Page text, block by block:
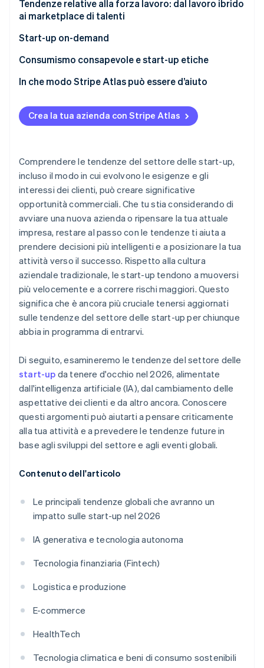
Funzionalità mirate e potenziale di crescita
Infrastruttura per stablecoin e commercio agentico
Piattaforme di identità digitale
Social network decentralizzati
Programmi di abbonamento basati su NFT
Settore immobiliare
Gaming
Tendenze relative alla forza lavoro: dal lavoro ibrido
ai marketplace di talenti
Soluzioni per il lavoro ibrido
Marketplace dei talenti e occupazione frazionata
Strumenti che favoriscono il benessere dei
Start-up on-demand
Dark store
Start-up che offrono pagamenti istantanei
Consumismo consapevole e start-up etiche
Pratiche di lavoro etiche e commercio equo
Approvvigionamento trasparente
Bene sociale
In che modo Stripe Atlas può essere d’aiuto
Come presentare una richiesta di costituzione su
Atlas
Acquistare azioni in qualità di fondatori senza
utilizzo di contanti
Presentare automaticamente la richiesta per
l’opzione 83(b)
Documenti legali aziendali con idoneità globale
Un anno di Stripe Payments gratis, oltre a 50.000 $
in crediti e sconti offerti da partner
Crea la tua azienda con Stripe Atlas
Comprendere le tendenze del settore delle start-up,
incluso il modo in cui evolvono le esigenze e gli
interessi dei clienti, può creare significative
opportunità commerciali. Che tu stia considerando di
avviare una nuova azienda o ripensare la tua attuale
impresa, restare al passo con le tendenze ti aiuta a
prendere decisioni più intelligenti e a posizionare la tua
attività verso il successo. Rispetto alla cultura
aziendale tradizionale, le start-up tendono a muoversi
più velocemente e a correre rischi maggiori. Questo
significa che è ancora più cruciale tenersi aggiornati
sulle tendenze del settore delle start-up per chiunque
abbia in programma di entrarvi.
Di seguito, esamineremo le tendenze del settore delle
start-up da tenere d'occhio nel 2026, alimentate
dall'intelligenza artificiale (IA), dal cambiamento delle
aspettative dei clienti e da altro ancora. Conoscere
questi argomenti può aiutarti a pensare criticamente
alla tua attività e a prevedere le tendenze future in
base agli sviluppi del settore e agli eventi globali.
Contenuto dell'articolo
Le principali tendenze globali che avranno un
impatto sulle start-up nel 2026
IA generativa e tecnologia autonoma
Tecnologia finanziaria (Fintech)
Logistica e produzione
E-commerce
HealthTech
Tecnologia climatica e beni di consumo sostenibili